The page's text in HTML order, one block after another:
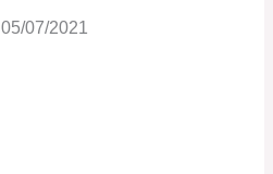
05/07/2021